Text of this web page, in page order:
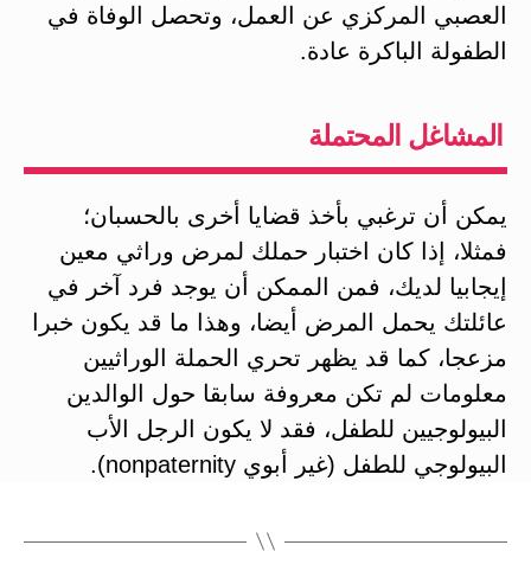
العصبي المركزي عن العمل، وتحصل الوفاة في
الطفولة الباكرة عادة.
المشاغل المحتملة
يمكن أن ترغبي بأخذ قضايا أخرى بالحسبان؛
فمثلا، إذا كان اختبار حملك لمرض وراثي معين
إيجابيا لديك، فمن الممكن أن يوجد فرد آخر في
عائلتك يحمل المرض أيضا، وهذا ما قد يكون خبرا
مزعجا، كما قد يظهر تحري الحملة الوراثيين
معلومات لم تكن معروفة سابقا حول الوالدين
البيولوجيين للطفل، فقد لا يكون الرجل الأب
البيولوجي للطفل (غير أبوي nonpaternity).